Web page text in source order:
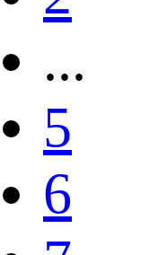
...
5
6